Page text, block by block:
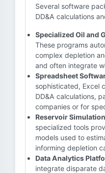
Several software
DD&A calculations
Specialized Oil and
These programs
complex depletion
and often integrate
Spreadsheet
sophisticated, Excel
DD&A calculations,
companies or for
Reservoir
specialized tools
models used to
informing depletion
Data Analytics
integrate disparate